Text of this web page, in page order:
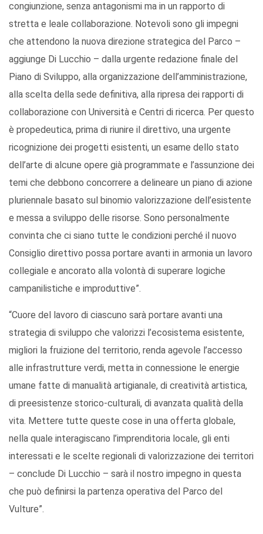
congiunzione, senza antagonismi ma in un rapporto di
stretta e leale collaborazione. Notevoli sono gli impegni
che attendono la nuova direzione strategica del Parco –
aggiunge Di Lucchio – dalla urgente redazione finale del
Piano di Sviluppo, alla organizzazione dell’amministrazione,
alla scelta della sede definitiva, alla ripresa dei rapporti di
collaborazione con Università e Centri di ricerca. Per questo
è propedeutica, prima di riunire il direttivo, una urgente
ricognizione dei progetti esistenti, un esame dello stato
dell’arte di alcune opere già programmate e l’assunzione dei
temi che debbono concorrere a delineare un piano di azione
pluriennale basato sul binomio valorizzazione dell’esistente
e messa a sviluppo delle risorse. Sono personalmente
convinta che ci siano tutte le condizioni perché il nuovo
Consiglio direttivo possa portare avanti in armonia un lavoro
collegiale e ancorato alla volontà di superare logiche
campanilistiche e improduttive”.
“Cuore del lavoro di ciascuno sarà portare avanti una
strategia di sviluppo che valorizzi l’ecosistema esistente,
migliori la fruizione del territorio, renda agevole l’accesso
alle infrastrutture verdi, metta in connessione le energie
umane fatte di manualità artigianale, di creatività artistica,
di preesistenze storico-culturali, di avanzata qualità della
vita. Mettere tutte queste cose in una offerta globale,
nella quale interagiscano l’imprenditoria locale, gli enti
interessati e le scelte regionali di valorizzazione dei territori
– conclude Di Lucchio – sarà il nostro impegno in questa
che può definirsi la partenza operativa del Parco del
Vulture”.